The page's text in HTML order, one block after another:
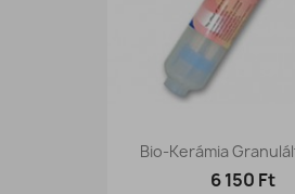
Bio-Kerámia
6 150 Ft